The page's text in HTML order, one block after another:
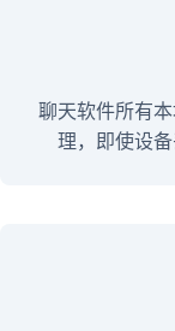
聊天软件所有
理，即使设